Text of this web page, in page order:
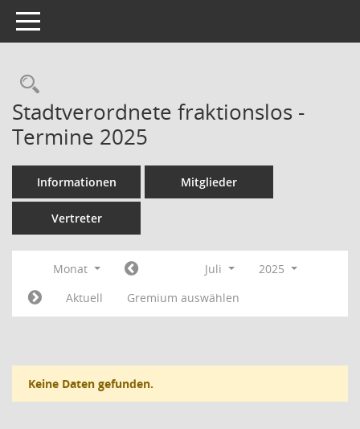
Toggle navigation
Rechercheauswahl
Stadtverordnete fraktionslos -
Termine 2025
Informationen Mitglieder
Vertreter
Monat Juli
2025
Aktuell
Gremium auswählen
Keine Daten gefunden.